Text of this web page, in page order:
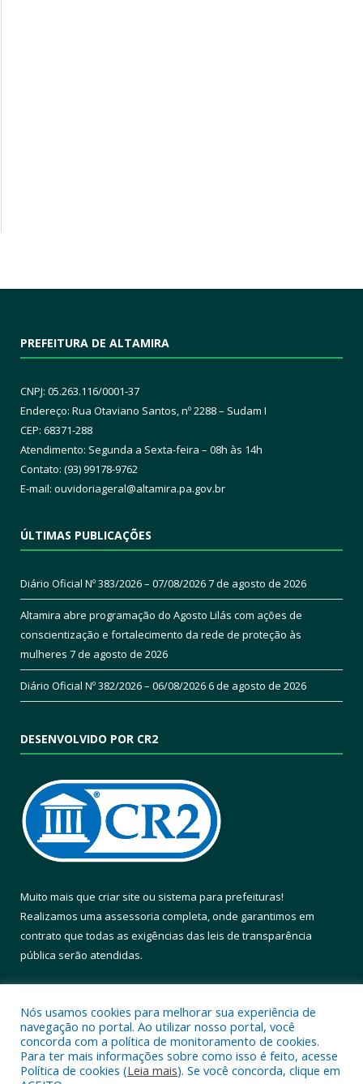
PREFEITURA DE ALTAMIRA
CNPJ: 05.263.116/0001-37
Endereço: Rua Otaviano Santos, nº 2288 – Sudam I
CEP: 68371-288
Atendimento: Segunda a Sexta-feira – 08h às 14h
Contato: (93) 99178-9762
E-mail: ouvidoriageral@altamira.pa.gov.br
ÚLTIMAS PUBLICAÇÕES
Diário Oficial Nº 383/2026 – 07/08/20267 de agosto de 2026
Altamira abre programação do Agosto Lilás com ações de
conscientização e fortalecimento da rede de proteção às
mulheres 7 de agosto de 2026
Diário Oficial Nº 382/2026 – 06/08/20266 de agosto de 2026
DESENVOLVIDO POR CR2
Muito mais que criar site ou sistema para prefeituras!
Realizamos uma assessoria completa, onde garantimos em
contrato que todas as exigências das leis de transparência
pública serão atendidas.
Todos os direitos reservados a Prefeitura Municipal de Altamira.
Nós usamos cookies para melhorar sua experiência de
navegação no portal. Ao utilizar nosso portal, você
concorda com a política de monitoramento de cookies.
Para ter mais informações sobre como isso é feito, acesse
Política de cookies (Leia mais). Se você concorda, clique em